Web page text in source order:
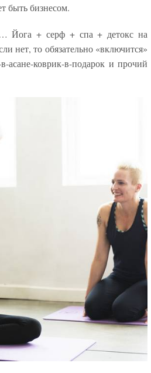
быть бизнесом.
Йога + серф + спа + детокс на
нет, то обязательно «включится»
асане-коврик-в-подарок и прочий